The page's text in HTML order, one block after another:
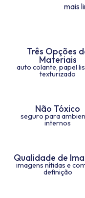
mais
Três Opções
Materiais
auto colante, papel
texturizado
Não Tóxico
seguro para
internos
Qualidade de
imagens nítidas e
definição